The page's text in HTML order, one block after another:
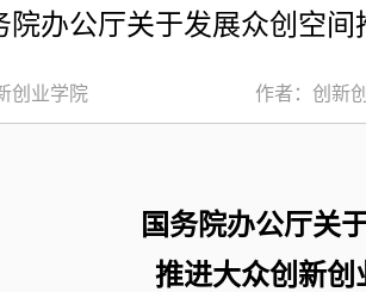
院办公厅关于发展众创空
创业学院 作者：创新
国务院办公厅关
推进大众创新创